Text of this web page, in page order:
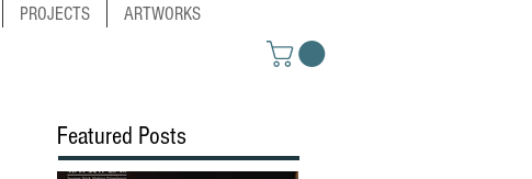
PROJECTS ARTWORKS
Featured Posts